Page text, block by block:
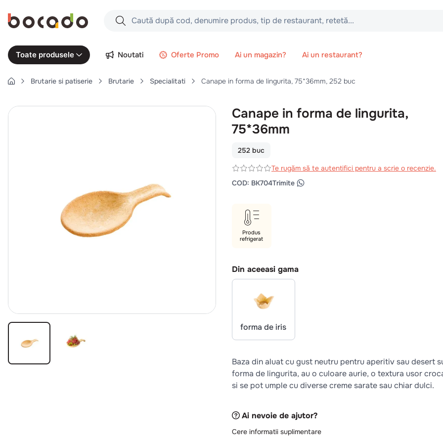
Caută după cod, denumire produs, tip de restaurant, retetă...
Căutări populare
3. pui
aripi
9. croissant
10. pizza
Toate produsele Noutati Oferte Promo Ai un magazin? Ai un restaurant?
Brutarie si patiserie Brutarie Specialitati Canape in forma de lingurita, 75*36mm, 252 buc
Canape in forma de lingurita,
75*36mm
252 buc
Te rugăm să te autentifici pentru a scrie o recenzie.
COD: BK704Trimite
Produs
refrigerat
Din aceeasi gama
forma de iris
Baza din aluat cu gust neutru pentru aperitiv sau desert
forma de lingurita, au o culoare aurie, o textura usor
si se pot umple cu diverse creme sarate sau chiar dulci.
Ai nevoie de ajutor?
Cere informatii suplimentare